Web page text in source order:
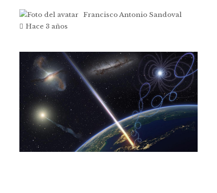
Francisco Antonio Sandoval
Hace 3 años